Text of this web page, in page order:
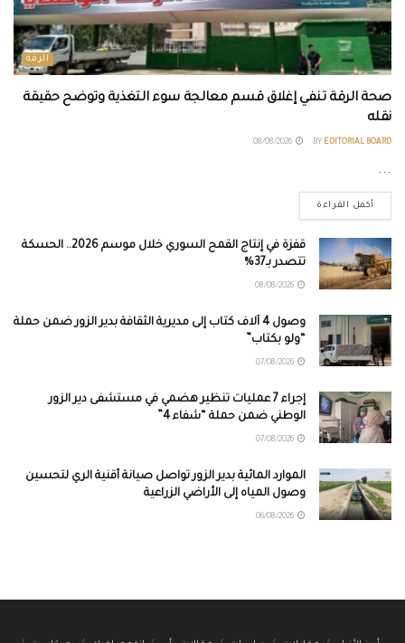
الرقة
صحة الرقة تنفي إغلاق قسم معالجة سوء التغذية وتوضح حقيقة
نقله
BY EDITORIAL BOARD
...
أكمل القراءة
قفزة في إنتاج القمح السوري خلال موسم 2026.. الحسكة
تتصدر بـ37%
وصول 4 آلاف كتاب إلى مديرية الثقافة بدير الزور ضمن حملة
“ولو بكتاب”
إجراء 7 عمليات تنظير هضمي في مستشفى دير الزور
الوطني ضمن حملة “شفاء 4”
الموارد المائية بدير الزور تواصل صيانة أقنية الري لتحسين
وصول المياه إلى الأراضي الزراعية